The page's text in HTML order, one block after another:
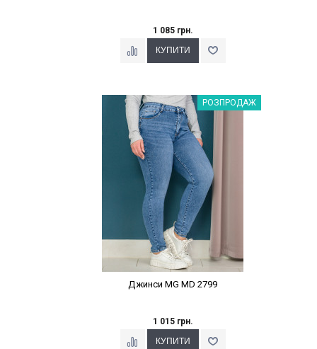
1 085 грн.
Наклейки Варіант з %РОЗПРОДАЖ
Джинси MG MD 2799
1 015 грн.